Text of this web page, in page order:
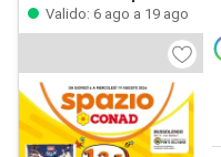
Valido: 6 ago a 19 ago